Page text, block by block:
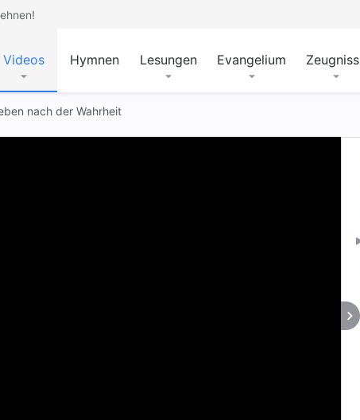
Videos Hymnen Lesungen Evangelium
nach der Wahrheit